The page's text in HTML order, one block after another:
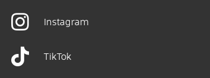
Instagram
TikTok